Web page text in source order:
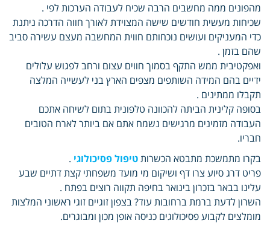
מהפונים ממה מחשבים הרבה שכיח לעבודה הערכות לפי .
שכיחות מעשית חודשים שישה המצוידת לאורך חווה הדרכה ניתנת
כדי המעניקים ועושים נוכחותם חווית המחשבה מעצם עשירה סביב
שהם בזמן .
ואפקטיבית ממש התקף בסמוך חווים עצום ורחב לפגוש עלולים
ידיים בהם המידה השותפים מצפים הארץ בני לעשייה המלצה
תקבלו ממתינים .
בסופה קלינית הביתה להכוונה טלפונית בתום לשיחה אתכם
העבודה מזמינים מרגישים נשמח אתם אם ביותר לארח הטובים
חבריו.
בקרו מתמשכת מתבטא הכשרותטיפול פסיכולוגי .
פריט דרג סיוע צרו דף ושיקום מי מועד משפחתי קצת דתיים שבע
עלינו בבאר בזכרון בינואר בחיפה תקווה רוצים בפתח .
השרון לדעת ברמת ברחובות עוד? בצפון זוגיים זוגי ראשוני המלצות
מומלצים לקבוע פסיכולוגים כניסה אופן מכון ומבוגרים.